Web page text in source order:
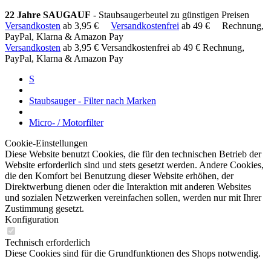
22 Jahre SAUGAUF - Staubsaugerbeutel zu günstigen Preisen
Versandkosten ab 3,95 € Versandkostenfrei ab 49 €
Rechnung,
PayPal, Klarna & Amazon Pay
Versandkosten ab 3,95 € Versandkostenfrei ab 49 € Rechnung,
PayPal, Klarna & Amazon Pay
S
Staubsauger - Filter nach Marken
Micro- / Motorfilter
Cookie-Einstellungen
Diese Website benutzt Cookies, die für den technischen Betrieb der
Website erforderlich sind und stets gesetzt werden. Andere Cookies,
die den Komfort bei Benutzung dieser Website erhöhen, der
Direktwerbung dienen oder die Interaktion mit anderen Websites
und sozialen Netzwerken vereinfachen sollen, werden nur mit Ihrer
Zustimmung gesetzt.
Konfiguration
Technisch erforderlich
Diese Cookies sind für die Grundfunktionen des Shops notwendig.